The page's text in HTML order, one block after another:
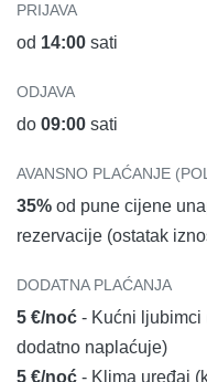
PRIJAVA
od 14:00 sati
ODJAVA
do 09:00 sati
AVANSNO PLAĆANJE
35% od pune cijene
rezervacije (ostatak
DODATNA PLAĆANJA
5 €/noć - Kućni ljubimci
dodatno naplaćuje)
5 €/noć - Klima uređaj